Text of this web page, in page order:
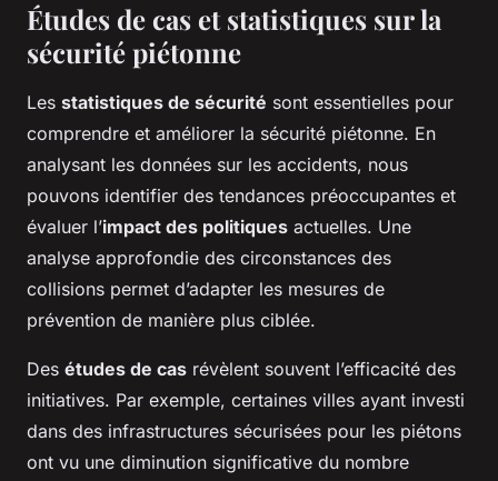
Études de cas et statistiques sur la
sécurité piétonne
Les statistiques de sécurité sont essentielles pour
comprendre et améliorer la sécurité piétonne. En
analysant les données sur les accidents, nous
pouvons identifier des tendances préoccupantes et
évaluer l’impact des politiques actuelles. Une
analyse approfondie des circonstances des
collisions permet d’adapter les mesures de
prévention de manière plus ciblée.
Des études de cas révèlent souvent l’efficacité des
initiatives. Par exemple, certaines villes ayant investi
dans des infrastructures sécurisées pour les piétons
ont vu une diminution significative du nombre